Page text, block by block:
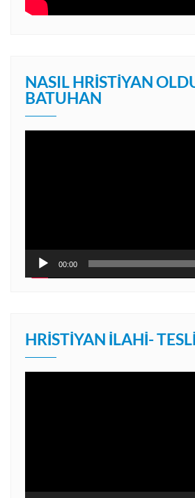
NASIL HRISTIYAN
BATUHAN
00:00
HRISTIYAN İLAHI-